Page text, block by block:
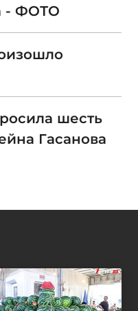
- ФОТО
шесть
Гасанова